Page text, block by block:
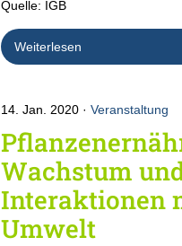
Quelle: IGB
Weiterlesen
14. Jan. 2020 Veranstaltung
Wachstum
Interaktionen
Umwelt